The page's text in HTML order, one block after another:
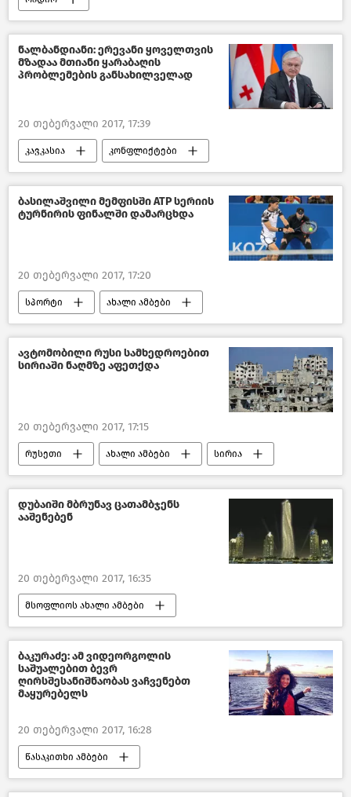
ნალბანდიანი: ერევანი ყოველთვის
მზადაა მთიანი ყარაბაღის
პრობლემების განსახილველად
20 თებერვალი 2017, 17:39
კავკასია კონფლიქტები
ბასილაშვილი მემფისში АТР სერიის
ტურნირის ფინალში დამარცხდა
20 თებერვალი 2017, 17:20
სპორტი ახალი ამბები
ავტომობილი რუსი სამხედროებით
სირიაში ნაღმზე აფეთქდა
20 თებერვალი 2017, 17:15
რუსეთი ახალი ამბები სირია
დუბაიში მბრუნავ ცათამბჯენს
ააშენებენ
20 თებერვალი 2017, 16:35
მსოფლიოს ახალი ამბები
ბაკურაძე: ამ ვიდეორგოლის
საშუალებით ბევრ
ღირსშესანიშნაობას ვაჩვენებთ
მაყურებელს
20 თებერვალი 2017, 16:28
წასაკითხი ამბები
ტურიზმი საქართველოში